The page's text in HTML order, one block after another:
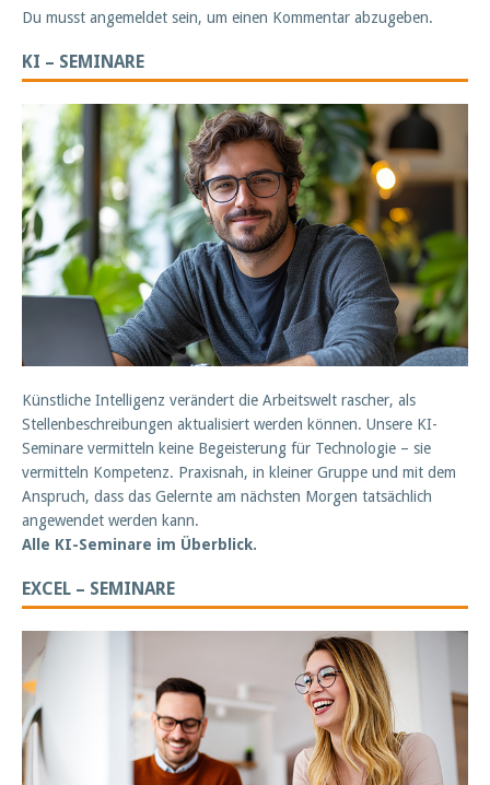
Du musst angemeldet sein, um einen Kommentar abzugeben.
KI – SEMINARE
Künstliche Intelligenz verändert die Arbeitswelt rascher, als
Stellenbeschreibungen aktualisiert werden können. Unsere KI-
Seminare vermitteln keine Begeisterung für Technologie – sie
vermitteln Kompetenz. Praxisnah, in kleiner Gruppe und mit dem
Anspruch, dass das Gelernte am nächsten Morgen tatsächlich
angewendet werden kann.
Alle KI-Seminare im Überblick.
EXCEL – SEMINARE